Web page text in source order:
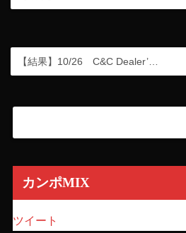
【結果】10/26 C&C Dealer’…
カンポMIX
ツイート